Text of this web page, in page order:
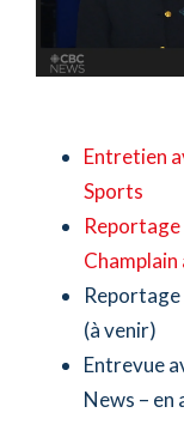
Entretien
Sports
Reportage
(à venir)
Entrevue
News – en